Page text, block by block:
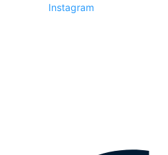
Instagram